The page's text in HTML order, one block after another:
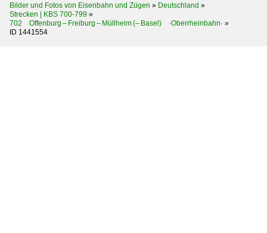
Bilder und Fotos von Eisenbahn und Zügen » Deutschland »
Strecken | KBS 700-799 »
702 Offenburg – Freiburg – Müllheim (– Basel) ·Oberrheinbahn· »
ID 1441554